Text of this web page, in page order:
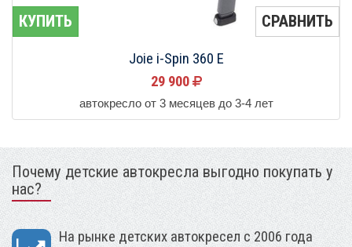
КУПИТЬ СРАВНИТЬ
Joie i-Spin 360 E
29 900
автокресло от 3 месяцев до 3-4 лет
Почему детские автокресла выгодно покупать у
нас?
На рынке детских автокресел с 2006 года